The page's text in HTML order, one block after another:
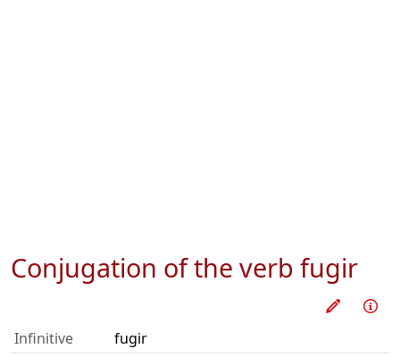
Conjugation of the verb fugir
Train
Infinitive
fugir